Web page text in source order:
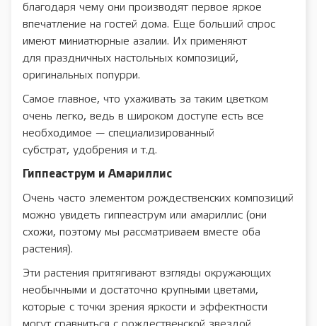
благодаря чему они производят первое яркое
впечатление на гостей дома. Еще больший спрос
имеют миниатюрные азалии. Их применяют
для праздничных настольных композиций,
оригинальных попурри.
Самое главное, что ухаживать за таким цветком
очень легко, ведь в широком доступе есть все
необходимое — специализированный
субстрат, удобрения и т.д.
Гиппеаструм и Амариллис
Очень часто элементом рождественских композиций
можно увидеть гиппеаструм или амариллис (они
схожи, поэтому мы рассматриваем вместе оба
растения).
Эти растения притягивают взгляды окружающих
необычными и достаточно крупными цветами,
которые с точки зрения яркости и эффектности